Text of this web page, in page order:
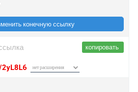
конечную ссылку
копировать